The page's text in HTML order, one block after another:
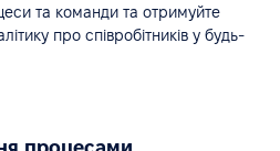
та команди та отримуйте
про співробітників у будь-